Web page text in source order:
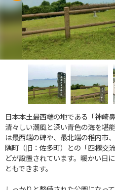
日本本土最西端の地である「神崎
清々しい潮風と深い青色の海を堪
は最西端の碑や、最北端の稚内市
隅町（旧：佐多町）との「四極交
どが設置されています。暖かい日
ともできます。